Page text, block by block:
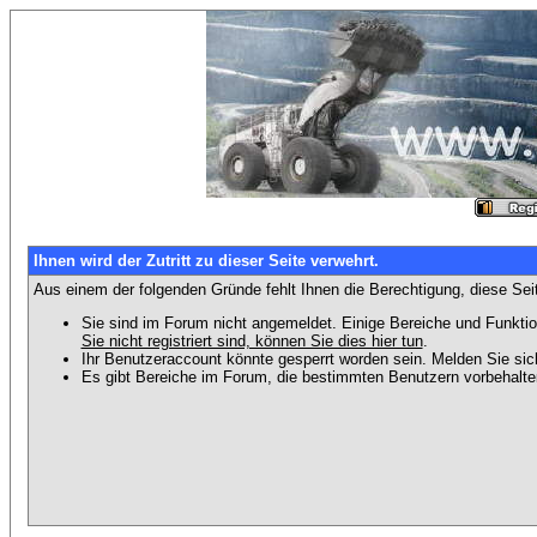
Ihnen wird der Zutritt zu dieser Seite verwehrt.
Aus einem der folgenden Gründe fehlt Ihnen die Berechtigung, diese
Sie sind im Forum nicht angemeldet. Einige Bereiche und
Sie nicht registriert sind, können Sie dies hier tun.
Ihr Benutzeraccount könnte gesperrt worden sein. Melden Sie
Es gibt Bereiche im Forum, die bestimmten Benutzern